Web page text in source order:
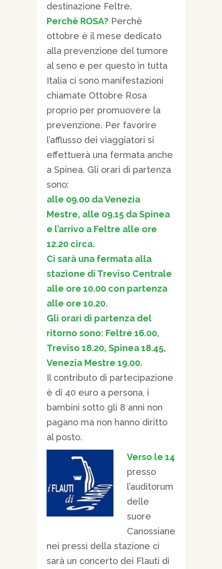
destinazione Feltre.
Perchè ROSA? Perchè
ottobre è il mese dedicato
alla prevenzione del tumore
al seno e per questo in tutta
Italia ci sono manifestazioni
chiamate Ottobre Rosa
proprio per promuovere la
prevenzione. Per favorire
l’afflusso dei viaggiatori si
effettuerà una fermata anche
a Spinea. Gli orari di partenza
sono:
alle 09.00 da Venezia
Mestre, alle 09.15 da Spinea
e l’arrivo a Feltre alle ore
12.20 circa.
Ci sarà una fermata alla
stazione di Treviso Centrale
alle ore 10.00 con partenza
alle ore 10.20.
Gli orari di partenza del
ritorno sono: Feltre 16.00,
Treviso 18.20, Spinea 18.45,
Venezia Mestre 19.00.
Il contributo di partecipazione
è di 40 euro a persona, i
bambini sotto gli 8 anni non
pagano ma non hanno diritto
al posto.
Verso le 14
presso
l’auditorum
delle
suore
Canossiane
nei pressi della stazione ci
sarà un concerto dei Flauti di